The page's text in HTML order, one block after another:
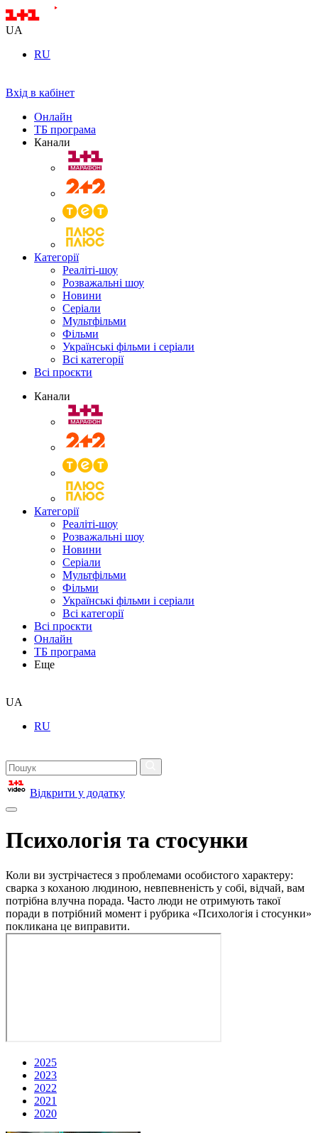
UA
RU
Вхід в кабінет
Онлайн
ТБ програма
Канали
Категорії
Реаліті-шоу
Розважальні шоу
Новини
Серіали
Мультфільми
Фільми
Українські фільми і серіали
Всі категорії
Всі проєкти
Канали
Категорії
Реаліті-шоу
Розважальні шоу
Новини
Серіали
Мультфільми
Фільми
Українські фільми і серіали
Всі категорії
Всі проєкти
Онлайн
ТБ програма
Еще
UA
RU
Відкрити у додатку
Психологія та стосунки
Коли ви зустрічаєтеся з проблемами особистого характеру:
сварка з коханою людиною, невпевненість у собі, відчай, вам
потрібна влучна порада. Часто люди не отримують такої
поради в потрібний момент і рубрика «Психологія і стосунки»
покликана це виправити.
2025
2023
2022
2021
2020